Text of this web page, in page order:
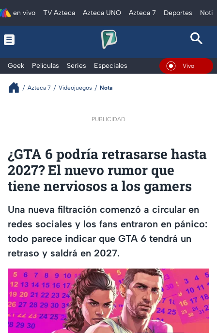
en vivo TV Azteca Azteca UNO Azteca 7 Deportes
Geek Películas Series Especiales En Vivo
Azteca 7 Videojuegos Nota
PUBLICIDAD
¿GTA 6 podría retrasarse hasta
2027? El nuevo rumor que
tiene nerviosos a los gamers
Una nueva filtración comenzó a circular en
redes sociales y los fans entraron en pánico:
todo parece indicar que GTA 6 tendrá un
retraso y saldrá en 2027.